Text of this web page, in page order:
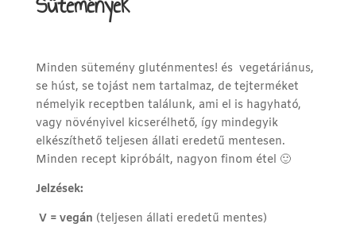
Minden sütemény gluténmentes! és vegetáriánus,
se húst, se tojást nem tartalmaz, de tejterméket
némelyik receptben találunk, ami el is hagyható,
vagy növényivel kicserélhető, így mindegyik
elkészíthető teljesen állati eredetű mentesen.
Minden recept kipróbált, nagyon finom étel 🙂
Jelzések:
V = vegán (teljesen állati eredetű mentes)